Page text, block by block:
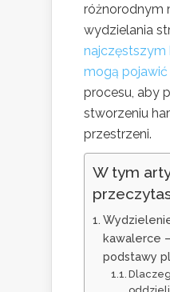
różnorodnym
wydzielania
najczęstszym
mogą pojawić
procesu, aby
stworzeniu
przestrzeni.
W tym
kawalerce
podstawy